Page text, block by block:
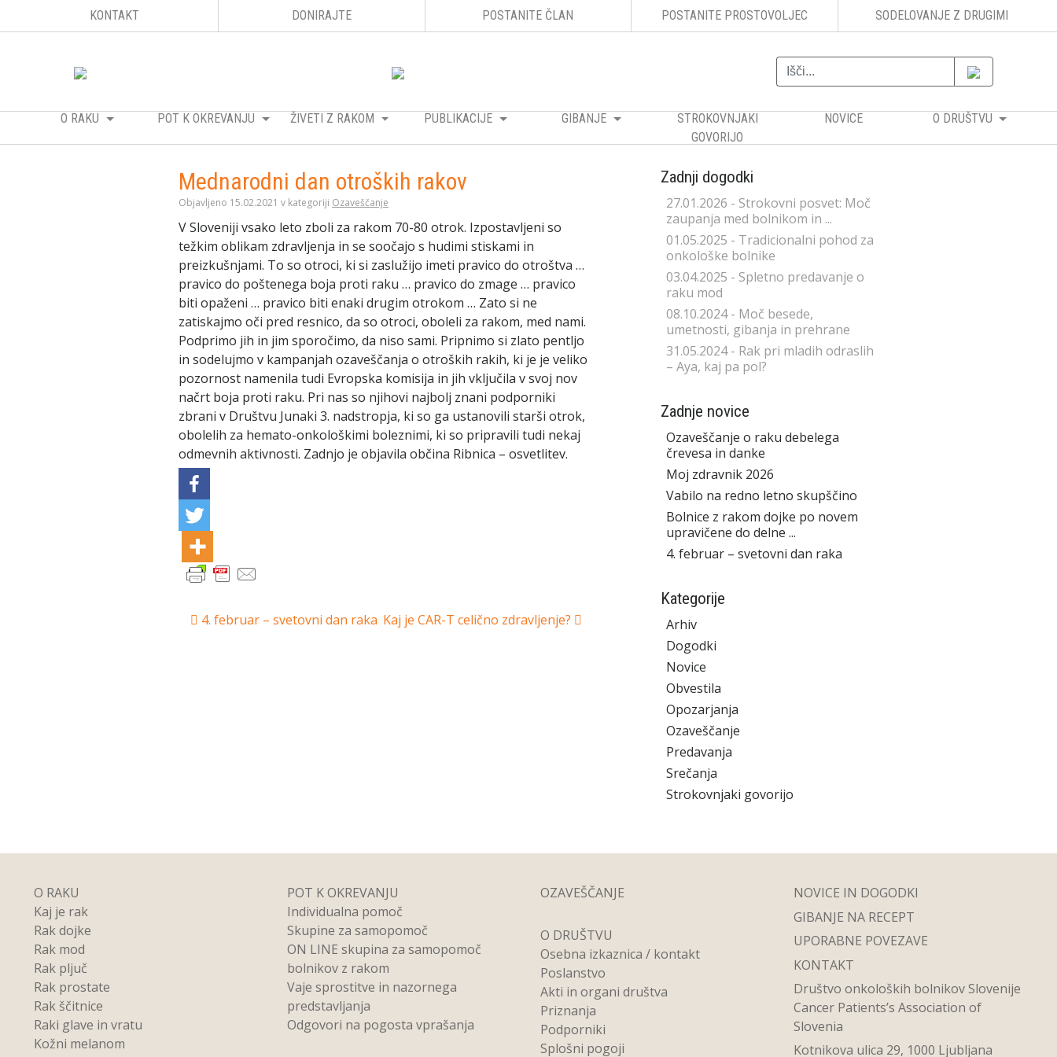
KONTAKT DONIRAJTE POSTANITE ČLAN POSTANITE PROSTOVOLJEC SODELOVANJE Z DRUGIMI
O RAKU POT K OKREVANJU ŽIVETI Z RAKOM PUBLIKACIJE GIBANJE
STROKOVNJAKI
GOVORIJO
NOVICE O DRUŠTVU
Mednarodni dan otroških rakov
Objavljeno 15.02.2021 v kategoriji Ozaveščanje
V Sloveniji vsako leto zboli za rakom 70-80 otrok. Izpostavljeni so
težkim oblikam zdravljenja in se soočajo s hudimi stiskami in
preizkušnjami. To so otroci, ki si zaslužijo imeti pravico do otroštva …
pravico do poštenega boja proti raku … pravico do zmage … pravico
biti opaženi … pravico biti enaki drugim otrokom … Zato si ne
zatiskajmo oči pred resnico, da so otroci, oboleli za rakom, med nami.
Podprimo jih in jim sporočimo, da niso sami. Pripnimo si zlato pentljo
in sodelujmo v kampanjah ozaveščanja o otroških rakih, ki je je veliko
pozornost namenila tudi Evropska komisija in jih vključila v svoj nov
načrt boja proti raku. Pri nas so njihovi najbolj znani podporniki
zbrani v Društvu Junaki 3. nadstropja, ki so ga ustanovili starši otrok,
obolelih za hemato-onkološkimi boleznimi, ki so pripravili tudi nekaj
odmevnih aktivnosti. Zadnjo je objavila občina Ribnica – osvetlitev.
Post
4. februar – svetovni dan raka Kaj je CAR-T celično zdravljenje?
Zadnji dogodki
27.01.2026 - Strokovni posvet: Moč
zaupanja med bolnikom in ...
01.05.2025 - Tradicionalni pohod za
onkološke bolnike
03.04.2025 - Spletno predavanje o
raku mod
08.10.2024 - Moč besede,
umetnosti, gibanja in prehrane
31.05.2024 - Rak pri mladih odraslih
– Aya, kaj pa pol?
Zadnje novice
Ozaveščanje o raku debelega
črevesa in danke
Moj zdravnik 2026
Vabilo na redno letno skupščino
Bolnice z rakom dojke po novem
upravičene do delne ...
4. februar – svetovni dan raka
Kategorije
Arhiv
Dogodki
Novice
Obvestila
Opozarjanja
Ozaveščanje
Predavanja
Srečanja
Strokovnjaki govorijo
O RAKU
Kaj je rak
Rak dojke
Rak mod
Rak pljuč
Rak prostate
Rak ščitnice
Raki glave in vratu
Kožni melanom
POT K OKREVANJU
Individualna pomoč
Skupine za samopomoč
ON LINE skupina za samopomoč
bolnikov z rakom
Vaje sprostitve in nazornega
predstavljanja
Odgovori na pogosta vprašanja
OZAVEŠČANJE
O DRUŠTVU
Osebna izkaznica / kontakt
Poslanstvo
Akti in organi društva
Priznanja
Podporniki
Splošni pogoji
NOVICE IN DOGODKI
GIBANJE NA RECEPT
UPORABNE POVEZAVE
KONTAKT
Društvo onkoloških bolnikov Slovenije
Cancer Patients’s Association of
Slovenia
Kotnikova ulica 29, 1000 Ljubljana